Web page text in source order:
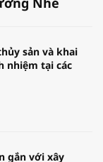
sản và khai
nhiệm tại các
gắn với xây